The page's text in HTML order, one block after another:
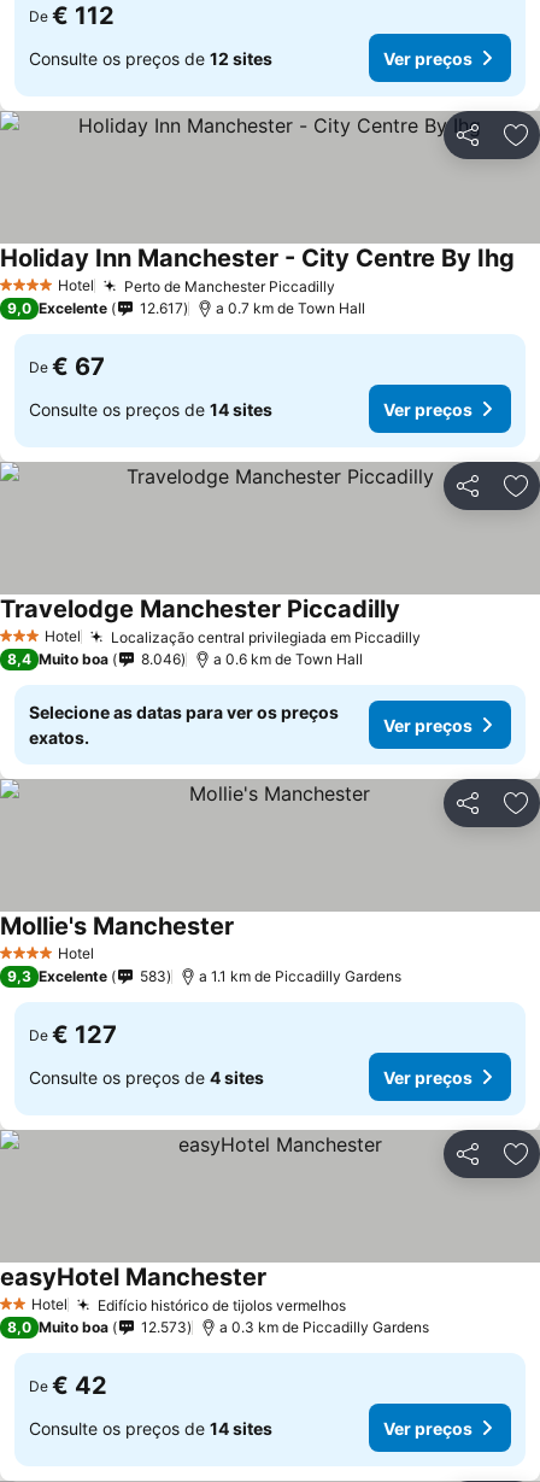
De € 112
Consulte os preços de 12 sites Ver preços
Partilhar
4 EstrelasHotel Perto de Manchester Piccadilly
Holiday Inn Manchester - City Centre By Ihg
9,0 Excelente 12.617 a 0.7 km de Town Hall
De € 67
Consulte os preços de 14 sites Ver preços
Partilhar
3 EstrelasHotel Localização central privilegiada em Piccadilly
Travelodge Manchester Piccadilly
8,4 Muito boa 8.046 a 0.6 km de Town Hall
Selecione as datas para ver os preços
exatos.
Ver preços
Partilhar
4 EstrelasHotel
Mollie's Manchester
9,3 Excelente 583 a 1.1 km de Piccadilly Gardens
De € 127
Consulte os preços de 4 sites Ver preços
Partilhar
2 Estrelas
Hotel Edifício histórico de tijolos vermelhos
easyHotel Manchester
8,0 Muito boa 12.573 a 0.3 km de Piccadilly Gardens
De € 42
Consulte os preços de 14 sites Ver preços